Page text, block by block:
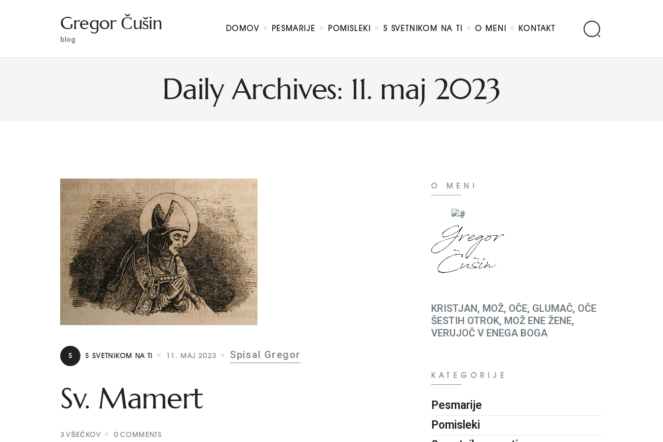
Gregor Čušin
blog
DOMOV PESMARIJE POMISLEKI S SVETNIKOM NA TI O MENI KONTAKT
Daily Archives: 11. maj 2023
Gregor Čušin
blog
O MENI
PREDSTAVE
KONTAKT
S S SVETNIKOM NA TI 11. MAJ 2023 Spisal Gregor
Sv. Mamert
3 VŠEČKOV 0 COMMENTS
O MENI
KRISTJAN, MOŽ, OČE, GLUMAČ, OČE
ŠESTIH OTROK, MOŽ ENE ŽENE,
VERUJOČ V ENEGA BOGA
KATEGORIJE
Pesmarije
Pomisleki